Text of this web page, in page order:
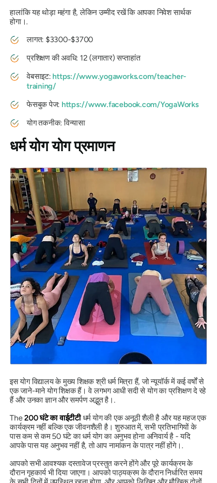
हालांकि यह थोड़ा महंगा है, लेकिन उम्मीद रखें कि आपका निवेश सार्थक
होगा।.
लागत: $3300-$3700
प्रशिक्षण की अवधि: 12 (लगातार) सप्ताहांत
वेबसाइट: https://www.yogaworks.com/teacher-
training/
फेसबुक पेज: https://www.facebook.com/YogaWorks
योग तकनीक: विन्यासा
धर्म योग योग प्रमाणन
इस योग विद्यालय के मुख्य शिक्षक श्री धर्म मित्रा हैं, जो न्यूयॉर्क में कई वर्षों से
एक जाने-माने योग शिक्षक हैं। वे लगभग आधी सदी से योग का प्रशिक्षण दे रहे
हैं और उनका ज्ञान और समर्पण अद्भुत है।.
The200 घंटे का वाईटीटीधर्म योग की एक अनूठी शैली है और यह महज एक
कार्यक्रम नहीं बल्कि एक जीवनशैली है। शुरुआत में, सभी प्रतिभागियों के
पास कम से कम 50 घंटे का धर्म योग का अनुभव होना अनिवार्य है - यदि
आपके पास यह अनुभव नहीं है, तो आप नामांकन के पात्र नहीं होंगे।.
आपको सभी आवश्यक दस्तावेज प्रस्तुत करने होंगे और पूरे कार्यक्रम के
दौरान गृहकार्य भी दिया जाएगा। आपको पाठ्यक्रम के दौरान निर्धारित समय